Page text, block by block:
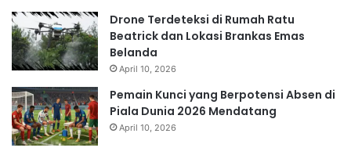
Drone Terdeteksi di Rumah Ratu
Beatrick dan Lokasi Brankas Emas
Belanda
April 10, 2026
Pemain Kunci yang Berpotensi Absen di
Piala Dunia 2026 Mendatang
April 10, 2026